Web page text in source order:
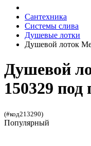
Сантехника
Системы слива
Душевые лотки
Душевой лоток
Душевой
150329 под
(#код213290)
Популярный